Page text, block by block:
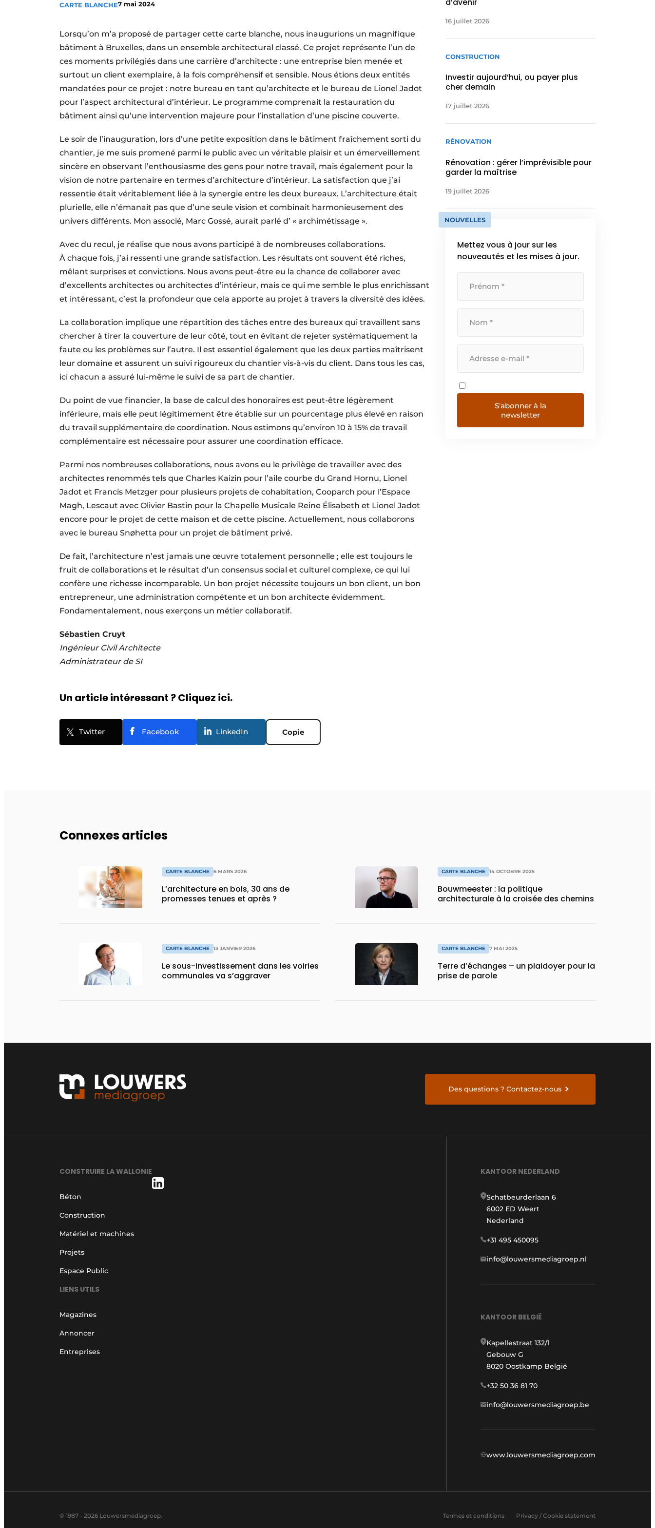
Termes et conditions
CARTE BLANCHE7 mai 2024
Lorsqu’on m’a proposé de partager cette carte blanche, nous inaugurions un magnifique
bâtiment à Bruxelles, dans un ensemble architectural classé. Ce projet représente l’un de
ces moments privilégiés dans une carrière d’architecte : une entreprise bien menée et
surtout un client exemplaire, à la fois compréhensif et sensible. Nous étions deux entités
mandatées pour ce projet : notre bureau en tant qu’architecte et le bureau de Lionel Jadot
pour l’aspect architectural d’intérieur. Le programme comprenait la restauration du
bâtiment ainsi qu’une intervention majeure pour l’installation d’une piscine couverte.
Le soir de l’inauguration, lors d’une petite exposition dans le bâtiment fraîchement sorti du
chantier, je me suis promené parmi le public avec un véritable plaisir et un émerveillement
sincère en observant l’enthousiasme des gens pour notre travail, mais également pour la
vision de notre partenaire en termes d’architecture d’intérieur. La satisfaction que j’ai
ressentie était véritablement liée à la synergie entre les deux bureaux. L’architecture était
plurielle, elle n’émanait pas que d’une seule vision et combinait harmonieusement des
univers différents. Mon associé, Marc Gossé, aurait parlé d’ « archimétissage ».
Avec du recul, je réalise que nous avons participé à de nombreuses collaborations.
À chaque fois, j’ai ressenti une grande satisfaction. Les résultats ont souvent été riches,
mêlant surprises et convictions. Nous avons peut-être eu la chance de collaborer avec
d’excellents architectes ou architectes d’intérieur, mais ce qui me semble le plus enrichissant
et intéressant, c’est la profondeur que cela apporte au projet à travers la diversité des idées.
La collaboration implique une répartition des tâches entre des bureaux qui travaillent sans
chercher à tirer la couverture de leur côté, tout en évitant de rejeter systématiquement la
faute ou les problèmes sur l’autre. Il est essentiel également que les deux parties maîtrisent
leur domaine et assurent un suivi rigoureux du chantier vis-à-vis du client. Dans tous les cas,
ici chacun a assuré lui-même le suivi de sa part de chantier.
Du point de vue financier, la base de calcul des honoraires est peut-être légèrement
inférieure, mais elle peut légitimement être établie sur un pourcentage plus élevé en raison
du travail supplémentaire de coordination. Nous estimons qu’environ 10 à 15% de travail
complémentaire est nécessaire pour assurer une coordination efficace.
Parmi nos nombreuses collaborations, nous avons eu le privilège de travailler avec des
architectes renommés tels que Charles Kaizin pour l’aile courbe du Grand Hornu, Lionel
Jadot et Francis Metzger pour plusieurs projets de cohabitation, Cooparch pour l’Espace
Magh, Lescaut avec Olivier Bastin pour la Chapelle Musicale Reine Élisabeth et Lionel Jadot
encore pour le projet de cette maison et de cette piscine. Actuellement, nous collaborons
avec le bureau Snøhetta pour un projet de bâtiment privé.
De fait, l’architecture n’est jamais une œuvre totalement personnelle ; elle est toujours le
fruit de collaborations et le résultat d’un consensus social et culturel complexe, ce qui lui
confère une richesse incomparable. Un bon projet nécessite toujours un bon client, un bon
entrepreneur, une administration compétente et un bon architecte évidemment.
Fondamentalement, nous exerçons un métier collaboratif.
Sébastien Cruyt
Ingénieur Civil Architecte
Administrateur de SI
Un article intéressant ? Cliquez ici.
Twitter Facebook LinkedIn Copie
16 juillet 2026
CONSTRUCTION
Investir aujourd’hui, ou payer plus
cher demain
17 juillet 2026
RÉNOVATION
Rénovation : gérer l’imprévisible pour
garder la maîtrise
19 juillet 2026
NOUVELLES
Mettez vous à jour sur les
nouveautés et les mises à jour.
S'abonner à la
newsletter
Connexes articles
CARTE BLANCHE 6 MARS 2026
L’architecture en bois, 30 ans de
promesses tenues et après ?
CARTE BLANCHE 13 JANVIER 2026
Le sous-investissement dans les voiries
communales va s’aggraver
CARTE BLANCHE 14 OCTOBRE 2025
Bouwmeester : la politique
architecturale à la croisée des chemins
CARTE BLANCHE 7 MAI 2025
Terre d’échanges – un plaidoyer pour la
prise de parole
Des questions ? Contactez-nous
CONSTRUIRE LA WALLONIE
Béton
Construction
Matériel et machines
Projets
Espace Public
LIENS UTILS
Magazines
Annoncer
Entreprises
KANTOOR NEDERLAND
Schatbeurderlaan 6
6002 ED Weert
Nederland
+31 495 450095
info@louwersmediagroep.nl
KANTOOR BELGIË
Kapellestraat 132/1
Gebouw G
8020 Oostkamp België
+32 50 36 81 70
info@louwersmediagroep.be
www.louwersmediagroep.com
© 1987 - 2026 Louwersmediagroep. Termes et conditions Privacy / Cookie statement